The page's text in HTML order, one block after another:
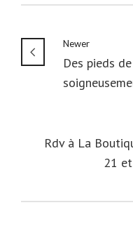
Newer
Des pieds
Rdv à La
21